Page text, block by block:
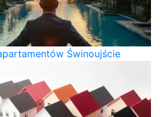
Świnoujście